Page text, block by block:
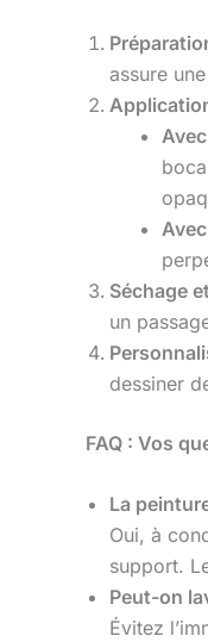
assure
Séchage
un
dessiner
FAQ : Vos
La
Oui, à
support.
Peut-on
Évitez